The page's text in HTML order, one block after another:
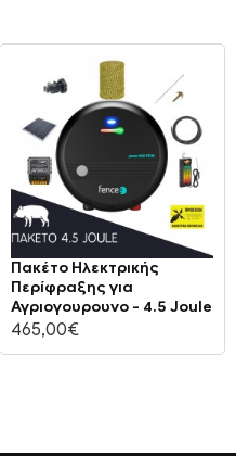
Πακέτο Ηλεκτρικής
Περίφραξης για
Αγριογουρουνο - 4.5 Joule
465,00€